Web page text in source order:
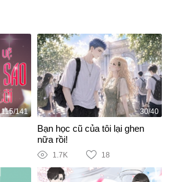
115/141 30/40
Bạn học cũ của tôi lại ghen
nữa rồi!
1.7K 18